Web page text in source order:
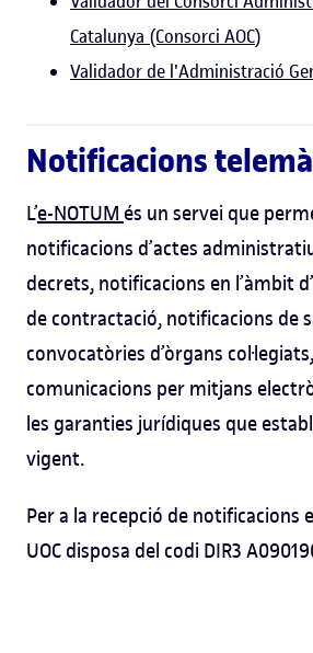
Catalunya (Consorci AOC)
Validador de l'Administració
Notificacions
L’e-NOTUM és un servei que
notificacions d’actes
decrets, notificacions en l’àmbit
de contractació, notificacions de
convocatòries d’òrgans
comunicacions per mitjans
les garanties jurídiques que
vigent.
Per a la recepció de notificacions
UOC disposa del codi DIR3